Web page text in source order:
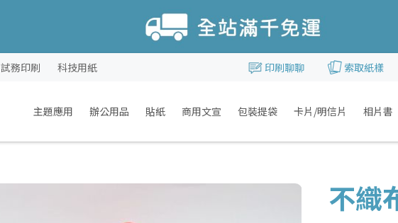
印刷聊聊 索取紙樣
試務印刷 科技用紙
主題應用 辦公用品 貼紙 商用文宣 包裝提袋 卡片/明信片 相片書
不織